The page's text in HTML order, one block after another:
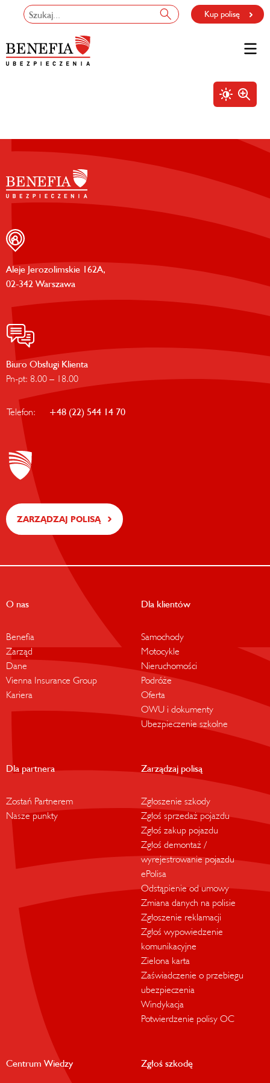
Kup polisę
Aleje Jerozolimskie 162A,
02-342 Warszawa
Biuro Obsługi Klienta
Pn-pt: 8.00 – 18.00
Telefon: +48 (22) 544 14 70
ZARZĄDZAJ POLISĄ
O nas
Benefia
Zarząd
Dane
Vienna Insurance Group
Kariera
Dla klientów
Samochody
Motocykle
Nieruchomości
Podróże
Oferta
OWU i dokumenty
Ubezpieczenie szkolne
Dla partnera
Zostań Partnerem
Nasze punkty
Zarządzaj polisą
Zgłoszenie szkody
Zgłoś sprzedaż pojazdu
Zgłoś zakup pojazdu
Zgłoś demontaż /
wyrejestrowanie pojazdu
ePolisa
Odstąpienie od umowy
Zmiana danych na polisie
Zgłoszenie reklamacji
Zgłoś wypowiedzenie
komunikacyjne
Zielona karta
Zaświadczenie o przebiegu
ubezpieczenia
Windykacja
Potwierdzenie polisy OC
Centrum Wiedzy Zgłoś szkodę